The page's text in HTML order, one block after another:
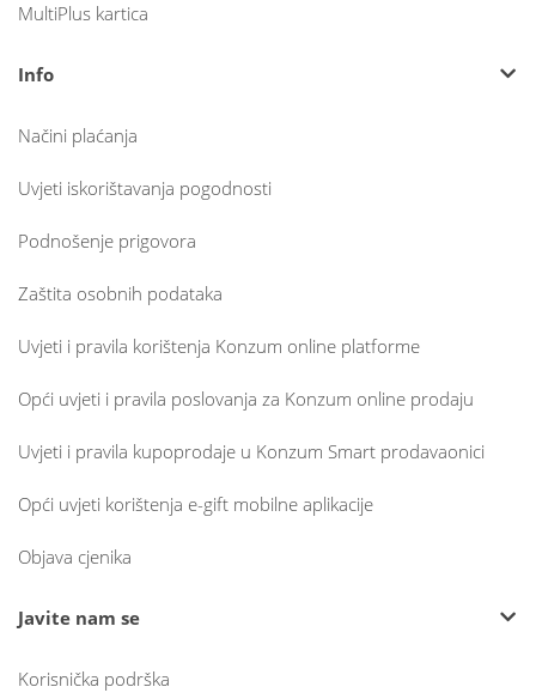
MultiPlus kartica
Info
Načini plaćanja
Uvjeti iskorištavanja pogodnosti
Podnošenje prigovora
Zaštita osobnih podataka
Uvjeti i pravila korištenja Konzum online platforme
Opći uvjeti i pravila poslovanja za Konzum online prodaju
Uvjeti i pravila kupoprodaje u Konzum Smart prodavaonici
Opći uvjeti korištenja e-gift mobilne aplikacije
Objava cjenika
Javite nam se
Korisnička podrška